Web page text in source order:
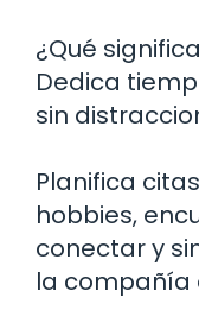
¿Qué
Dedica
sin
Planifica
hobbies,
conectar y
la compañía